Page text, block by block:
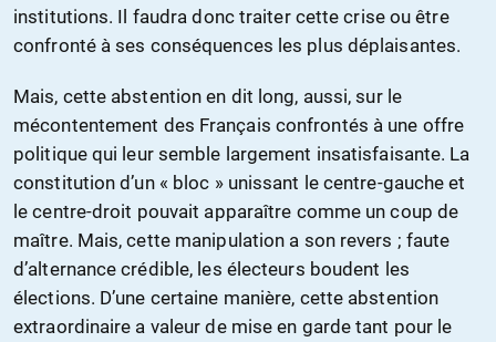
institutions. Il faudra donc traiter cette crise ou être
confronté à ses conséquences les plus déplaisantes.
Mais, cette abstention en dit long, aussi, sur le
mécontentement des Français confrontés à une offre
politique qui leur semble largement insatisfaisante. La
constitution d’un « bloc » unissant le centre-gauche et
le centre-droit pouvait apparaître comme un coup de
maître. Mais, cette manipulation a son revers ; faute
d’alternance crédible, les électeurs boudent les
élections. D’une certaine manière, cette abstention
extraordinaire a valeur de mise en garde tant pour le